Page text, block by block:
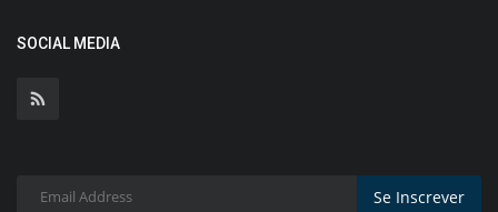
SOCIAL MEDIA
Se Inscrever